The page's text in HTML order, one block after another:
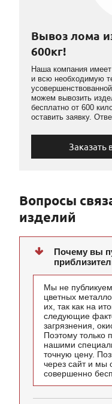
Вывоз лома
600кг!
Наша компания
и всю необходимую
можем вывозить
бесплатно от 600
оставить заявку.
Заказать
Вопросы
изделий
Почему вы
Мы не
цветных
их, так как на
следующие
загрязнения,
Поэтому только
нашими
точную цену.
через сайт и
совершенно